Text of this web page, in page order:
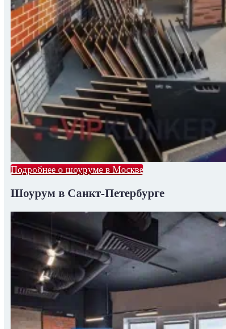
Подробнее о шоуруме в Москве
Шоурум в Санкт-Петербурге